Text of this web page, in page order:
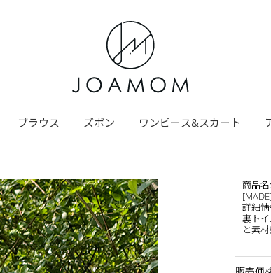
ブラウス ズボン ワンピース&スカート
商品名:
詳細
裏ト
と素